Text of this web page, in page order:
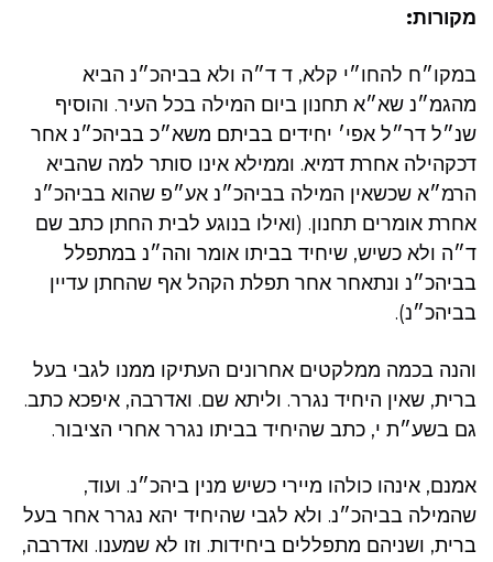
מקורות:
במקו״ח להחו״י קלא, ד ד״ה ולא בביהכ״נ הביא
מהגמ״נ שא״א תחנון ביום המילה בכל העיר. והוסיף
שנ״ל דר״ל אפי׳ יחידים בביתם משא״כ בביהכ״נ אחר
דכקהילה אחרת דמיא. וממילא אינו סותר למה שהביא
הרמ״א שכשאין המילה בביהכ״נ אע״פ שהוא בביהכ״נ
אחרת אומרים תחנון. (ואילו בנוגע לבית החתן כתב שם
ד״ה ולא כשיש, שיחיד בביתו אומר והה״נ במתפלל
בביהכ״נ ונתאחר אחר תפלת הקהל אף שהחתן עדיין
בביהכ״נ).
והנה בכמה ממלקטים אחרונים העתיקו ממנו לגבי בעל
ברית, שאין היחיד נגרר. וליתא שם. ואדרבה, איפכא כתב.
גם בשע״ת י, כתב שהיחיד בביתו נגרר אחרי הציבור.
אמנם, אינהו כולהו מיירי כשיש מנין ביהכ״נ. ועוד,
שהמילה בביהכ״נ. ולא לגבי שהיחיד יהא נגרר אחר בעל
ברית, ושניהם מתפללים ביחידות. וזו לא שמענו. ואדרבה,